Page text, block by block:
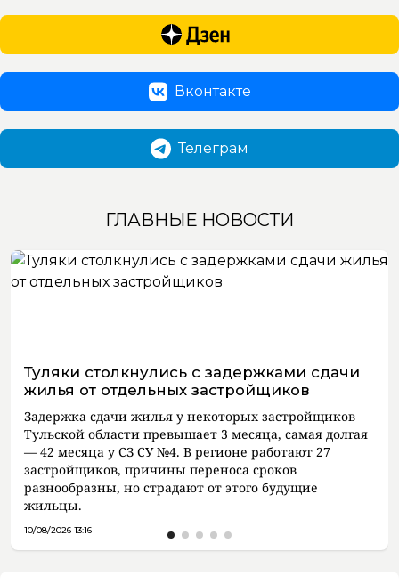
Вконтакте
Телеграм
ГЛАВНЫЕ НОВОСТИ
Туляки столкнулись с задержками сдачи
жилья от отдельных застройщиков
Задержка сдачи жилья у некоторых застройщиков
Тульской области превышает 3 месяца, самая долгая
— 42 месяца у СЗ СУ №4. В регионе работают 27
застройщиков, причины переноса сроков
разнообразны, но страдают от этого будущие
жильцы.
10/08/2026 13:16